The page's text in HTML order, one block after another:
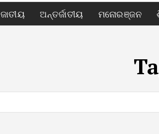
ଜାତୀୟ ଅନ୍ତର୍ଜାତୀୟ ମନୋରଞ୍ଜନ